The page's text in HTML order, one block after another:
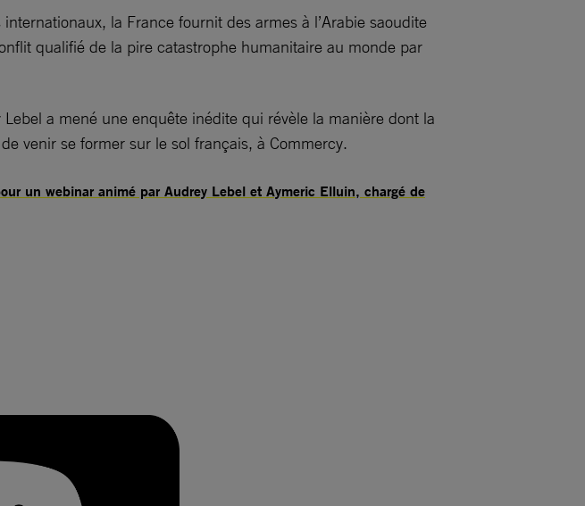
la France fournit des armes à l’Arabie saoudite
qualifié de la pire catastrophe humanitaire au monde par
a mené une enquête inédite qui révèle la manière dont la
venir se former sur le sol français, à Commercy.
un webinar animé par Audrey Lebel et Aymeric Elluin, chargé de